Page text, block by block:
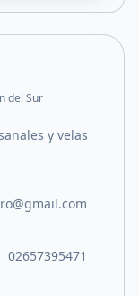
del Sur
y velas
02657395471